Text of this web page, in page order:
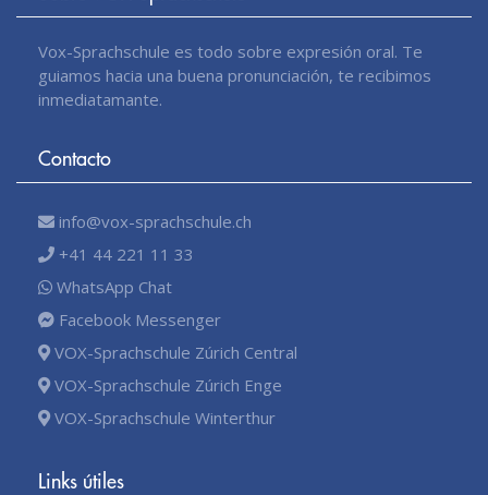
Vox-Sprachschule es todo sobre expresión oral. Te
guiamos hacia una buena pronunciación, te recibimos
inmediatamante.
Contacto
info@vox-sprachschule.ch
+41 44 221 11 33
WhatsApp Chat
Facebook Messenger
VOX-Sprachschule Zúrich Central
VOX-Sprachschule Zúrich Enge
VOX-Sprachschule Winterthur
Links útiles